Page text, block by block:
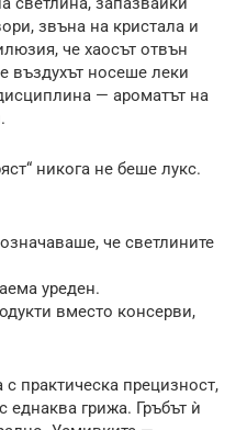
звъна на кристала и
че хаосът отвън
въздухът носеше леки
— ароматът на
никога не беше лукс.
че светлините
уреден.
вместо консерви,
практическа прецизност,
еднаква грижа. Гръбът ѝ